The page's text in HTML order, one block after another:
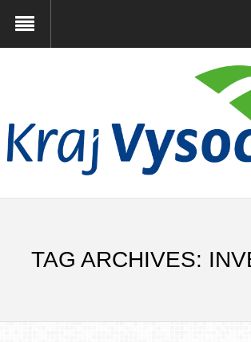
TAG ARCHIVES: